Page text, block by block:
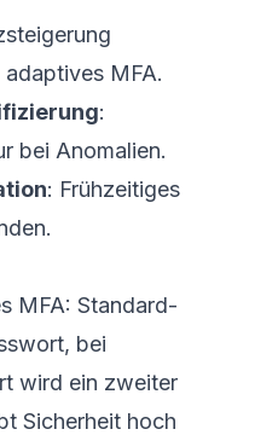
adaptives MFA.
:
bei Anomalien.
: Frühzeitiges
MFA: Standard-
bei
wird ein zweiter
Sicherheit hoch